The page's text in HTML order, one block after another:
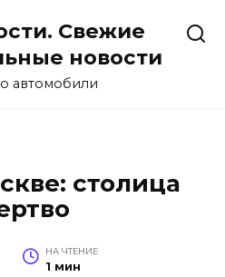
Свежие
новости
автомобили
столица
НА ЧТЕНИЕ
1 мин